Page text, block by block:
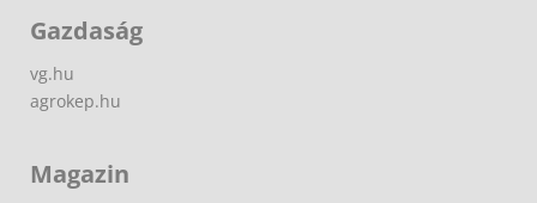
Gazdaság
vg.hu
agrokep.hu
Magazin